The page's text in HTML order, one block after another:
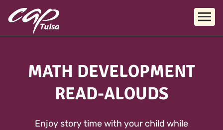
Skip to main content
MATH DEVELOPMENT
READ-ALOUDS
Enjoy story time with your child while